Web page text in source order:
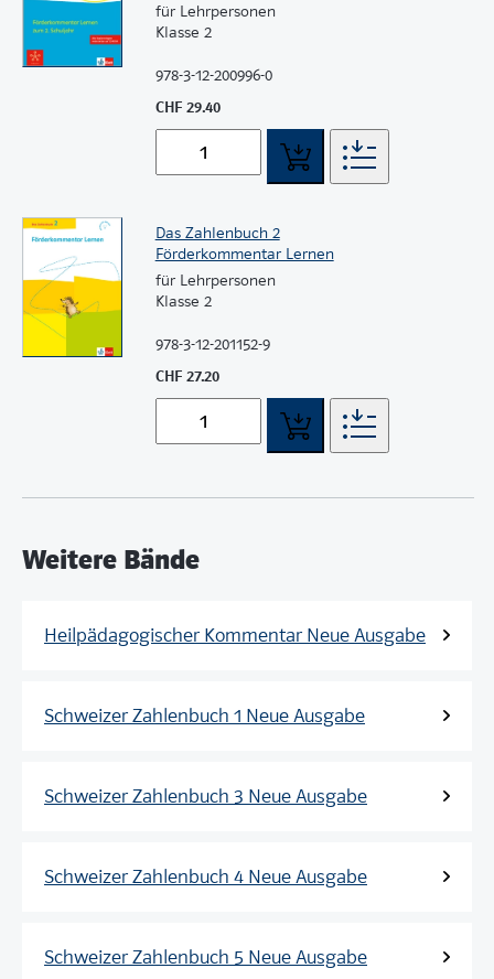
für Lehrpersonen
Klasse 2
978-3-12-200996-0
CHF 29.40
Das Zahlenbuch 2
Förderkommentar Lernen
für Lehrpersonen
Klasse 2
978-3-12-201152-9
CHF 27.20
Weitere Bände
Heilpädagogischer Kommentar Neue Ausgabe
Schweizer Zahlenbuch 1 Neue Ausgabe
Schweizer Zahlenbuch 3 Neue Ausgabe
Schweizer Zahlenbuch 4 Neue Ausgabe
Schweizer Zahlenbuch 5 Neue Ausgabe